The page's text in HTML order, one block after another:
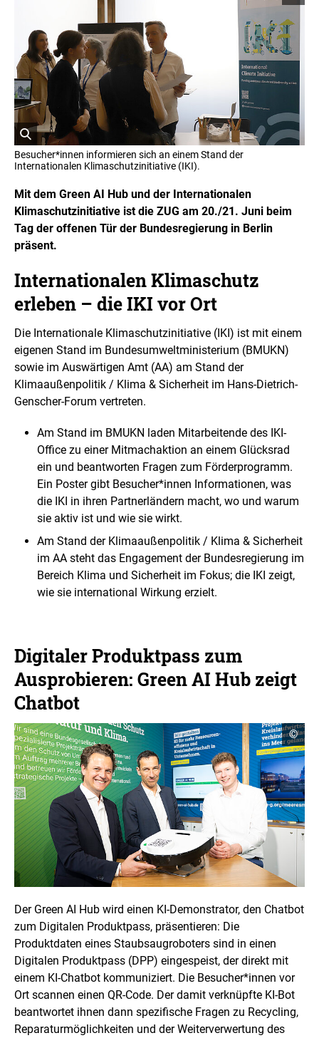
ö
f
n
e
t
B
i
d
i
n
e
i
n
e
r
v
e
r
u
n
g
o
y
r
i
g
t
f
o
r
n
Besucher*innen informieren sich an einem Stand der
Internationalen Klimaschutzinitiative (IKI).
Mit dem Green AI Hub und der Internationalen
Klimaschutzinitiative ist die ZUG am 20./21. Juni beim
Tag der offenen Tür der Bundesregierung in Berlin
präsent.
Internationalen Klimaschutz
erleben – die IKI vor Ort
Die Internationale Klimaschutzinitiative (IKI) ist mit einem
eigenen Stand im Bundesumweltministerium (BMUKN)
sowie im Auswärtigen Amt (AA) am Stand der
Klimaaußenpolitik / Klima & Sicherheit im Hans-Dietrich-
Genscher-Forum vertreten.
Am Stand im BMUKN laden Mitarbeitende des IKI-
Office zu einer Mitmachaktion an einem Glücksrad
ein und beantworten Fragen zum Förderprogramm.
Ein Poster gibt Besucher*innen Informationen, was
die IKI in ihren Partnerländern macht, wo und warum
sie aktiv ist und wie sie wirkt.
Am Stand der Klimaaußenpolitik / Klima & Sicherheit
im AA steht das Engagement der Bundesregierung im
Bereich Klima und Sicherheit im Fokus; die IKI zeigt,
wie sie international Wirkung erzielt.
Digitaler Produktpass zum
Ausprobieren: Green AI Hub zeigt
Chatbot
C
o
p
y
r
i
g
h
t
I
r
a
t
e
n
ö
f
f
n
©
Der Green AI Hub wird einen KI-Demonstrator, den Chatbot
zum Digitalen Produktpass, präsentieren: Die
Produktdaten eines Staubsaugroboters sind in einen
Digitalen Produktpass (DPP) eingespeist, der direkt mit
einem KI-Chatbot kommuniziert. Die Besucher*innen vor
Ort scannen einen QR-Code. Der damit verknüpfte KI-Bot
beantwortet ihnen dann spezifische Fragen zu Recycling,
Reparaturmöglichkeiten und der Weiterverwertung des